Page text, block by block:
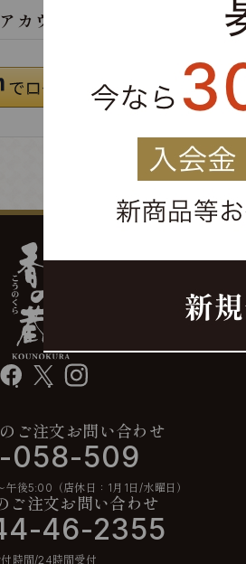
カウントでログイン
facebook instagram
ご注文お問い合わせ
058-509
後5:00（店休日：1月1日/水曜日）
ご注文お問い合わせ
46-2355
付時間/24時間受付